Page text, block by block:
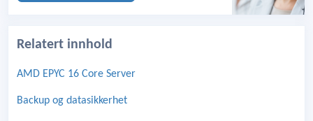
Relatert innhold
AMD EPYC 16 Core Server
Backup og datasikkerhet